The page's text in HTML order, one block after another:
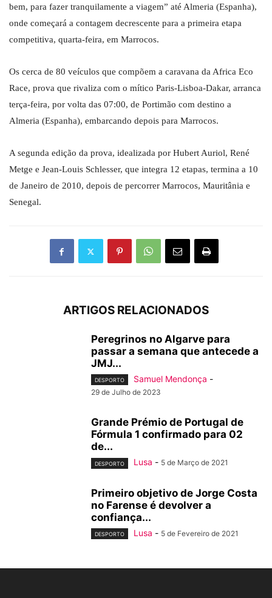
bem, para fazer tranquilamente a viagem” até Almeria (Espanha),
onde começará a contagem decrescente para a primeira etapa
competitiva, quarta-feira, em Marrocos.
Os cerca de 80 veículos que compõem a caravana da Africa Eco
Race, prova que rivaliza com o mítico Paris-Lisboa-Dakar, arranca
terça-feira, por volta das 07:00, de Portimão com destino a
Almeria (Espanha), embarcando depois para Marrocos.
A segunda edição da prova, idealizada por Hubert Auriol, René
Metge e Jean-Louis Schlesser, que integra 12 etapas, termina a 10
de Janeiro de 2010, depois de percorrer Marrocos, Mauritânia e
Senegal.
ARTIGOS RELACIONADOS
Peregrinos no Algarve para
passar a semana que antecede a
JMJ...
DESPORTO Samuel Mendonça -
29 de Julho de 2023
Grande Prémio de Portugal de
Fórmula 1 confirmado para 02
de...
DESPORTO Lusa - 5 de Março de 2021
Primeiro objetivo de Jorge Costa
no Farense é devolver a
confiança...
DESPORTO Lusa - 5 de Fevereiro de 2021